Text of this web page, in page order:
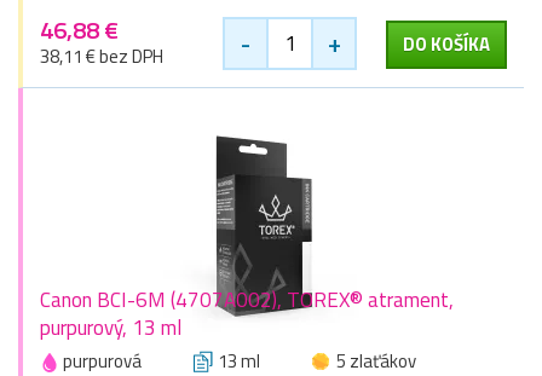
46,88 €
38,11 € bez DPH - + DO KOŠÍKA
Canon BCI-6M (4707A002), TOREX® atrament,
purpurový, 13 ml
purpurová 13 ml
5 zlaťákov